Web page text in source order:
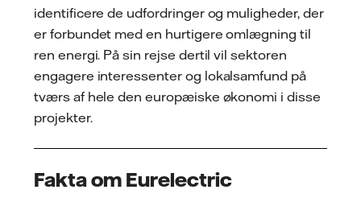
identificere de udfordringer og muligheder, der
er forbundet med en hurtigere omlægning til
ren energi. På sin rejse dertil vil sektoren
engagere interessenter og lokalsamfund på
tværs af hele den europæiske økonomi i disse
projekter.
Fakta om Eurelectric